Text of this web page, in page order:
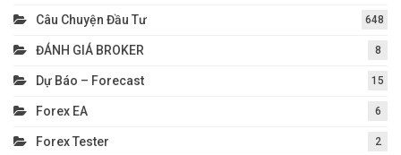
Câu Chuyện Đầu Tư 648
ĐÁNH GIÁ BROKER 8
Dự Báo – Forecast 15
Forex EA 6
Forex Tester 2